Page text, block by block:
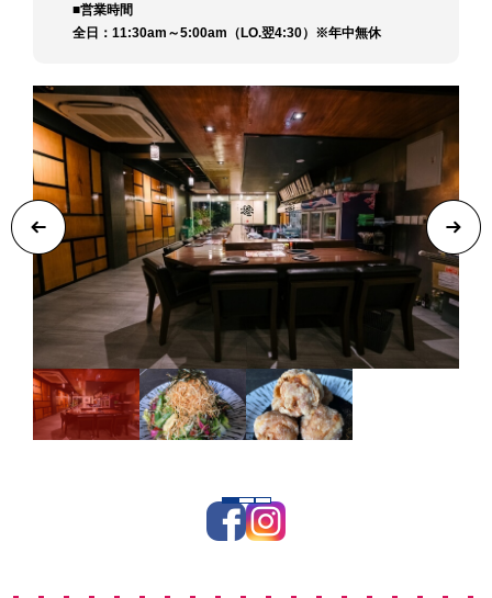
■営業時間
全日：11:30am～5:00am（LO.翌4:30）※年中無休